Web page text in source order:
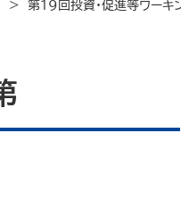
第19回投資・促進等ワーキ